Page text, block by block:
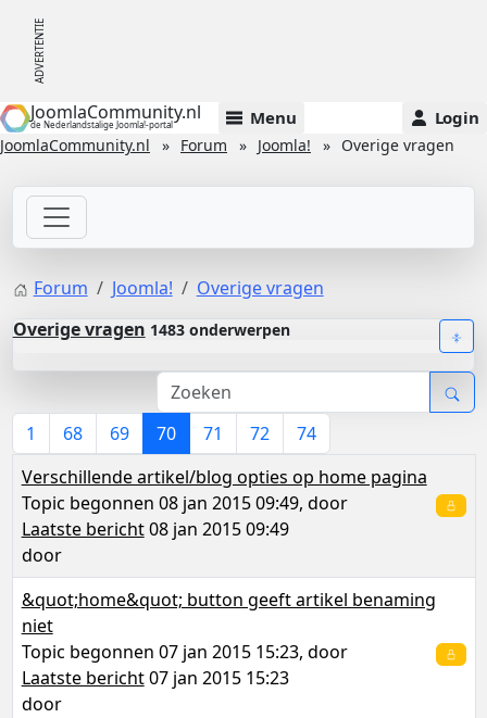
JoomlaCommunity.nl
de Nederlandstalige Joomla!-portal Menu Login
JoomlaCommunity.nl Forum Joomla! Overige vragen
Forum Joomla!
Overige vragen
Overige vragen 1483 onderwerpen
1 68 69 70 71 72
74
Verschillende artikel/blog opties op home pagina
Topic begonnen 08 jan 2015 09:49, door
Laatste bericht08 jan 2015 09:49
door
&quot;home&quot; button geeft artikel benaming
niet
Topic begonnen 07 jan 2015 15:23, door
Laatste bericht07 jan 2015 15:23
door